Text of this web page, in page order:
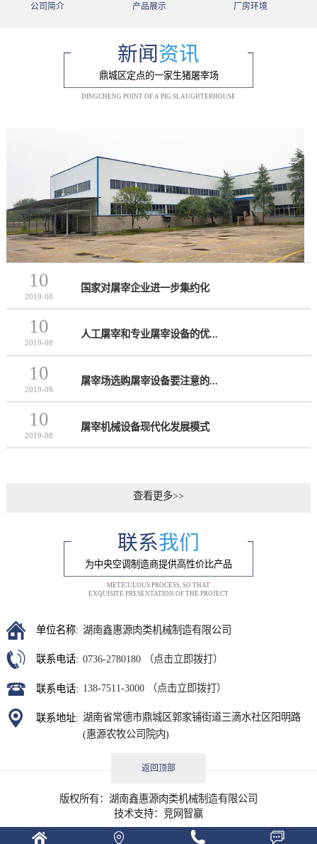
公司简介 产品展示 厂房环境
新闻资讯
鼎城区定点的一家生猪屠宰场
DINGCHENG POINT OF A PIG SLAUGHTERHOUSE
10
2019-08
国家对屠宰企业进一步集约化
10
2019-08
人工屠宰和专业屠宰设备的优...
10
2019-08
屠宰场选购屠宰设备要注意的...
10
2019-08
屠宰机械设备现代化发展模式
查看更多>>
联系我们
为中央空调制造商提供高性价比产品
METICULOUS PROCESS, SO THAT
EXQUISITE PRESENTATION OF THE PROJECT
单位名称: 湖南鑫惠源肉类机械制造有限公司
联系电话: 0736-2780180 （点击立即拨打）
联系电话: 138-7511-3000 （点击立即拨打）
联系地址: 湖南省常德市鼎城区郭家铺街道三滴水社区阳明路
(惠源农牧公司院内)
返回顶部
版权所有：湖南鑫惠源肉类机械制造有限公司
技术支持： 竞网智赢